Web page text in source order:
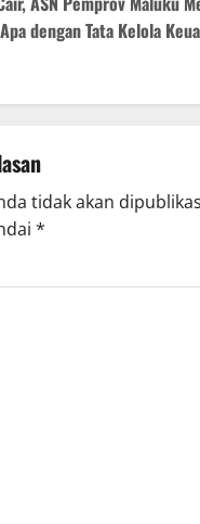
dengan Tata Kelola
tidak akan
*